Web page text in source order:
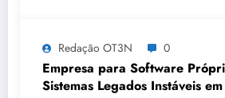
Redação OT3N 0
Empresa para Software
Sistemas Legados Instáveis